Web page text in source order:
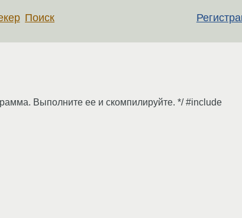
Поиск
Выполните ее и скомпилируйте. */ #include